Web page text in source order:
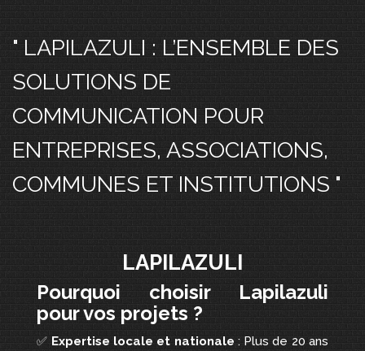
" LAPILAZULI : L’ENSEMBLE DES
SOLUTIONS DE
COMMUNICATION POUR
ENTREPRISES, ASSOCIATIONS,
COMMUNES ET INSTITUTIONS "
LAPILAZULI
Pourquoi choisir Lapilazuli
pour vos projets ?
✅ Expertise locale et nationale : Plus de 20 ans